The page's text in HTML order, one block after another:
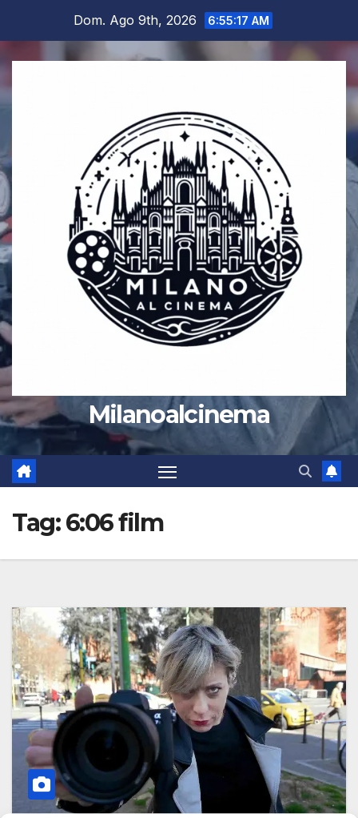
contenuto
Dom. Ago 9th, 2026 6:55:18 AM
Milanoalcinema
Tag:6:06 film